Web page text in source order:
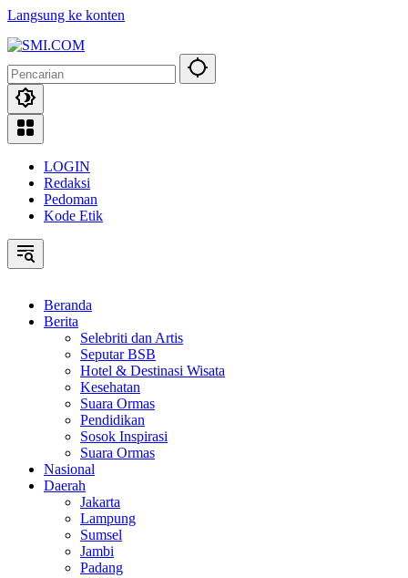
Langsung ke konten
LOGIN
Redaksi
Pedoman
Kode Etik
Beranda
Berita
Selebriti dan Artis
Seputar BSB
Hotel & Destinasi Wisata
Kesehatan
Suara Ormas
Pendidikan
Sosok Inspirasi
Suara Ormas
Nasional
Daerah
Jakarta
Lampung
Sumsel
Jambi
Padang